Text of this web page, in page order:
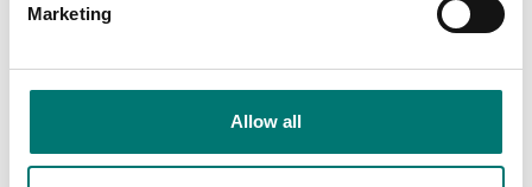
Marketing
Allow all
Golvvågar
Laddkabel till Ohaus
495 kr